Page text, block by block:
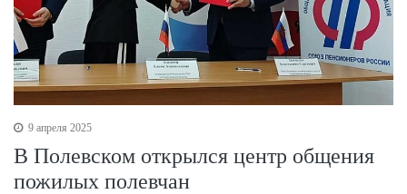
9 апреля 2025
В Полевском открылся центр общения
пожилых полевчан